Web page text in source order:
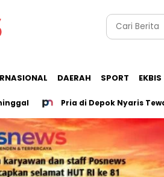
DAERAH SPORT EKBIS
Pria di Depok Nyaris Tewas,